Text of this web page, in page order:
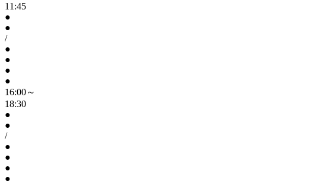
11:45
●
●
/
●
●
●
●
16:00～
18:30
●
●
/
●
●
●
●